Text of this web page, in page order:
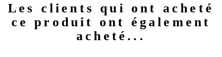
Les clients qui ont acheté
ce produit ont également
acheté...